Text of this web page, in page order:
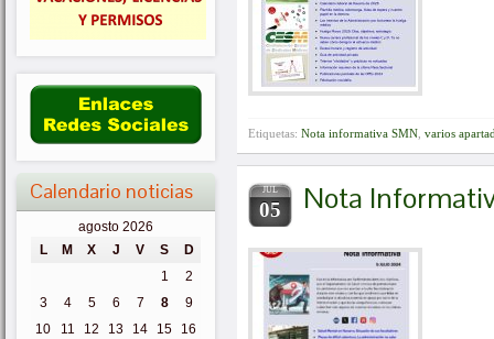
Calendario noticias
agosto 2026
L
M X J V S
D
1
2
3
4 5 6 7 8
9
10
11 12 13 14 15
16
Etiquetas: Nota informativa SMN varios
JUL
05 Nota